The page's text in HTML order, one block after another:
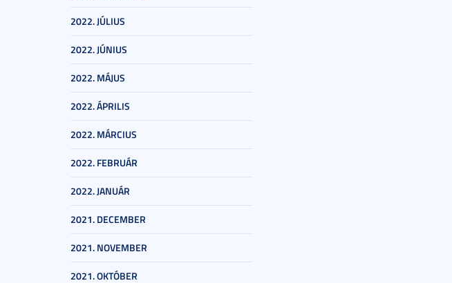
2022. JÚLIUS
2022. JÚNIUS
2022. MÁJUS
2022. ÁPRILIS
2022. MÁRCIUS
2022. FEBRUÁR
2022. JANUÁR
2021. DECEMBER
2021. NOVEMBER
2021. OKTÓBER